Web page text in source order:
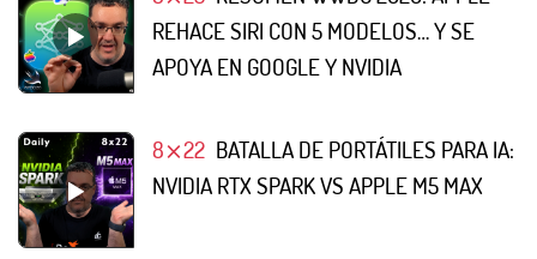
REHACE SIRI CON 5 MODELOS… Y SE
APOYA EN GOOGLE Y NVIDIA
8⨯22 BATALLA DE PORTÁTILES PARA IA:
NVIDIA RTX SPARK VS APPLE M5 MAX